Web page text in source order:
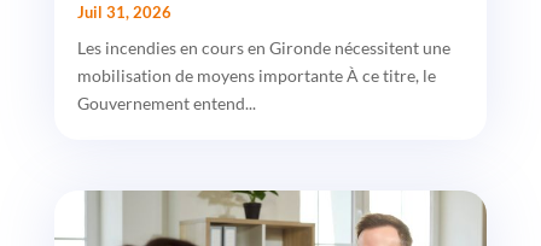
Juil 31, 2026
Les incendies en cours en Gironde nécessitent une
mobilisation de moyens importante À ce titre, le
Gouvernement entend...